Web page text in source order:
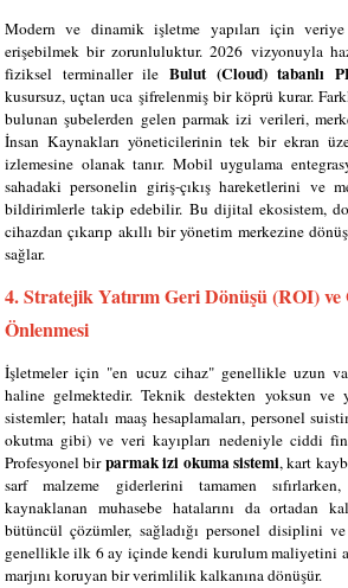
Modern ve dinamik işletme yapıları için
erişebilmek bir zorunluluktur. 2026 vizyonuyla
fiziksel terminaller ile Bulut (Cloud) tabanlı
kusursuz, uçtan uca şifrelenmiş bir köprü kurar.
bulunan şubelerden gelen parmak izi verileri,
İnsan Kaynakları yöneticilerinin tek bir ekran
izlemesine olanak tanır. Mobil uygulama
sahadaki personelin giriş-çıkış hareketlerini ve
bildirimlerle takip edebilir. Bu dijital ekosistem,
cihazdan çıkarıp akıllı bir yönetim merkezine
sağlar.
4. Stratejik Yatırım Geri Dönüşü (ROI)
Önlenmesi
İşletmeler için "en ucuz cihaz" genellikle uzun
haline gelmektedir. Teknik destekten yoksun ve
sistemler; hatalı maaş hesaplamaları, personel
okutma gibi) ve veri kayıpları nedeniyle ciddi
Profesyonel birparmak izi okuma sistemi, kart
sarf malzeme giderlerini tamamen
kaynaklanan muhasebe hatalarını da ortadan
bütüncül çözümler, sağladığı personel disiplini
genellikle ilk 6 ay içinde kendi kurulum maliyetini
marjını koruyan bir verimlilik kalkanına dönüşür.